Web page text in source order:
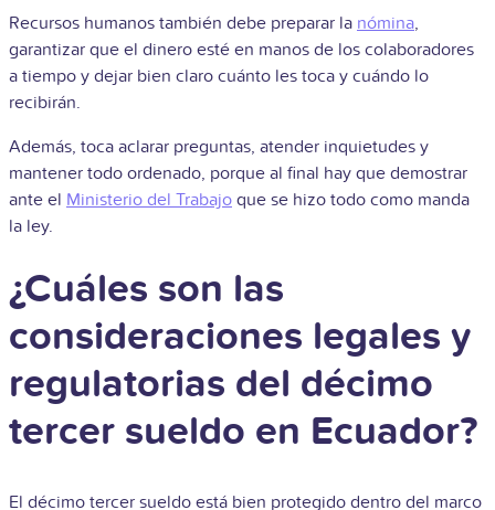
Recursos humanos también debe preparar la nómina,
garantizar que el dinero esté en manos de los colaboradores
a tiempo y dejar bien claro cuánto les toca y cuándo lo
recibirán.
Además, toca aclarar preguntas, atender inquietudes y
mantener todo ordenado, porque al final hay que demostrar
ante el Ministerio del Trabajo que se hizo todo como manda
la ley.
¿Cuáles son las
consideraciones legales y
regulatorias del décimo
tercer sueldo en Ecuador?
El décimo tercer sueldo está bien protegido dentro del marco